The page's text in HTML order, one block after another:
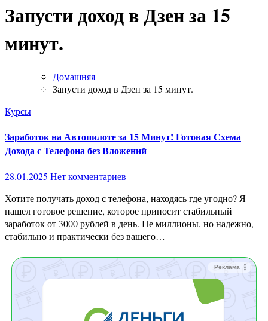
Запусти доход в Дзен за 15
минут.
Домашняя
Запусти доход в Дзен за 15 минут.
Курсы
Заработок на Автопилоте за 15 Минут! Готовая Схема
Дохода с Телефона без Вложений
28.01.2025 Нет комментариев
Хотите получать доход с телефона, находясь где угодно? Я
нашел готовое решение, которое приносит стабильный
заработок от 3000 рублей в день. Не миллионы, но надежно,
стабильно и практически без вашего…
Реклама